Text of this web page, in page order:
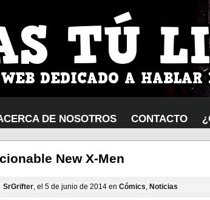
DE NOSOTROS CONTACTO
New X-Men
SrGrifter, el 5 de junio de 2014 en Cómics, Noticias